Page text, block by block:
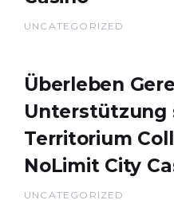
UNCATEGORIZED
Überleben
Unterstützung
Territorium
NoLimit City
UNCATEGORIZED